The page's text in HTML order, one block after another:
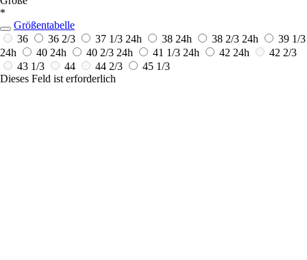
*
Größentabelle
36
36 2/3 37 1/3 24h 38 24h 38 2/3 24h
39 1/3
24h
40 24h 40 2/3 24h 41 1/3 24h 42 24h
42 2/3
43 1/3
44 44 2/3
45 1/3
Dieses Feld ist erforderlich